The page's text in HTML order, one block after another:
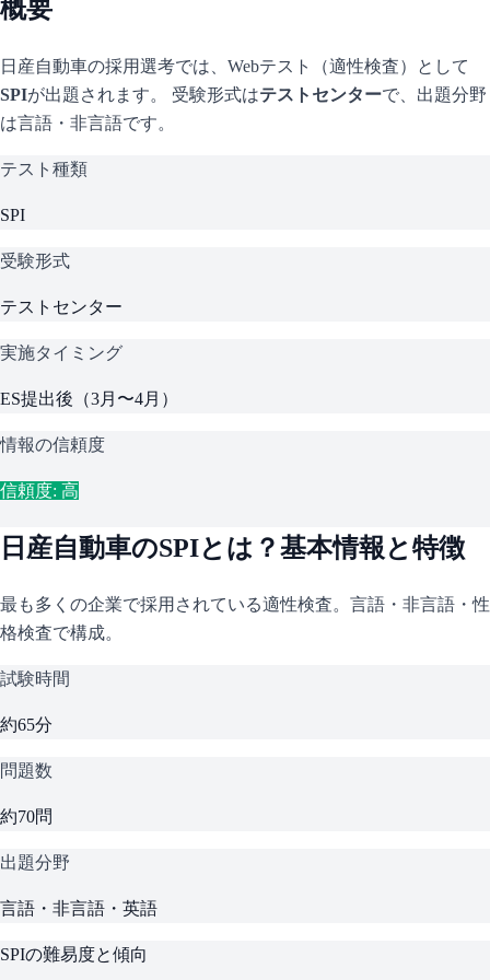
概要
日産自動車の採用選考では、Webテスト（適性検査）として
SPIが出題されます。 受験形式はテストセンターで、 出題分野
は言語・非言語です。
テスト種類
SPI
受験形式
テストセンター
実施タイミング
ES提出後（3月〜4月）
情報の信頼度
信頼度: 高
日産自動車のSPIとは？基本情報と特徴
最も多くの企業で採用されている適性検査。言語・非言語・性
格検査で構成。
試験時間
約65分
問題数
約70問
出題分野
言語・非言語・英語
SPIの難易度と傾向